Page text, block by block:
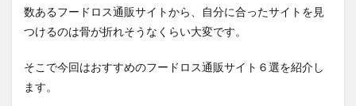
数あるフードロス通販サイトから、自分に合ったサイトを見
つけるのは骨が折れそうなくらい大変です。
そこで今回はおすすめのフードロス通販サイト６選を紹介し
ます。